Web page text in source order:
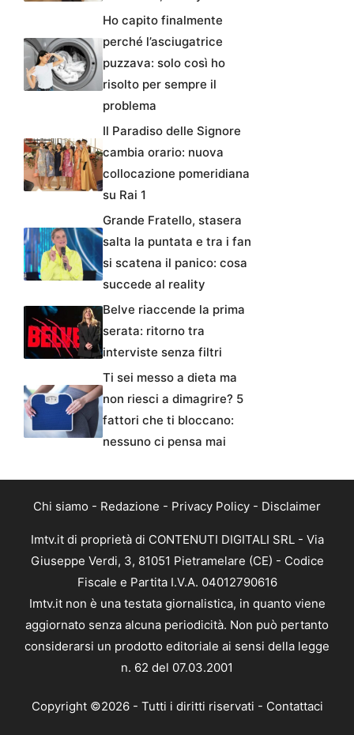
Ho capito finalmente
perché l’asciugatrice
puzzava: solo così ho
risolto per sempre il
problema
Il Paradiso delle Signore
cambia orario: nuova
collocazione pomeridiana
su Rai 1
Grande Fratello, stasera
salta la puntata e tra i fan
si scatena il panico: cosa
succede al reality
Belve riaccende la prima
serata: ritorno tra
interviste senza filtri
Ti sei messo a dieta ma
non riesci a dimagrire? 5
fattori che ti bloccano:
nessuno ci pensa mai
Chi siamo - Redazione - Privacy Policy - Disclaimer
Imtv.it di proprietà di CONTENUTI DIGITALI SRL - Via
Giuseppe Verdi, 3, 81051 Pietramelare (CE) - Codice
Fiscale e Partita I.V.A. 04012790616
Imtv.it non è una testata giornalistica, in quanto viene
aggiornato senza alcuna periodicità. Non può pertanto
considerarsi un prodotto editoriale ai sensi della legge
n. 62 del 07.03.2001
Copyright ©2026 - Tutti i diritti riservati - Contattaci